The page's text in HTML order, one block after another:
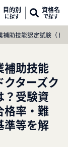
目的別
に探す
資格名
で探す
補助技能認定試験（ド
補助技能
ターズク
？受験資
格率・難
準等を解